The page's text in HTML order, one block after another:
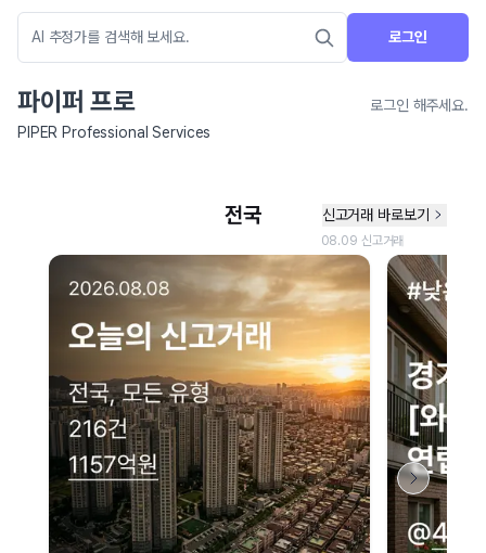
로그인
파이퍼 프로
로그인 해주세요.
PIPER Professional Services
네이버 지도 연결 안내
현재 네이버 지도 연결이 원활하지 않아 지도를 불러올 수 없습니다.
이용에 불편을 드려 죄송합니다.
다시 시도